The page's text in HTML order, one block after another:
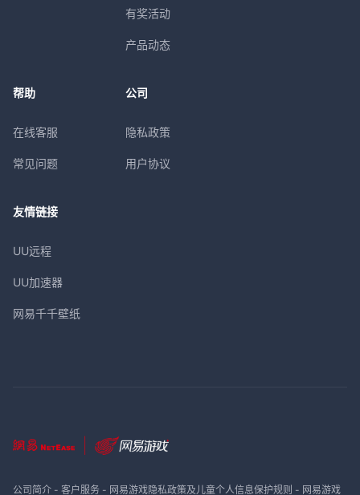
有奖活动
产品动态
帮助
在线客服
常见问题
公司
隐私政策
用户协议
友情链接
UU远程
UU加速器
网易千千壁纸
公司简介- 客户服务- 网易游戏隐私政策及儿童个人信息保护规则 - 网易游戏